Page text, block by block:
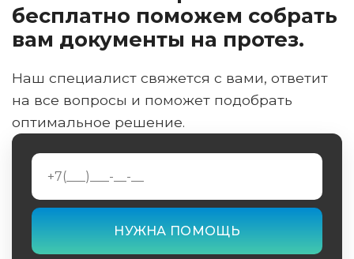
бесплатно поможем собрать
вам документы на протез.
Наш специалист свяжется с вами, ответит
на все вопросы и поможет подобрать
оптимальное решение.